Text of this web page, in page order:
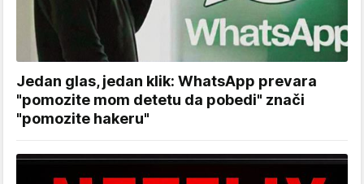
Jedan glas, jedan klik: WhatsApp prevara
"pomozite mom detetu da pobedi" znači
"pomozite hakeru"